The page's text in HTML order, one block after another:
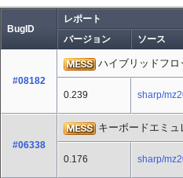
BugID
レポート
バージョン
ソース
#08182
ハイブリッドフロ
0.239 sharp/
#06338
キーボードエミュ
0.176 sharp/